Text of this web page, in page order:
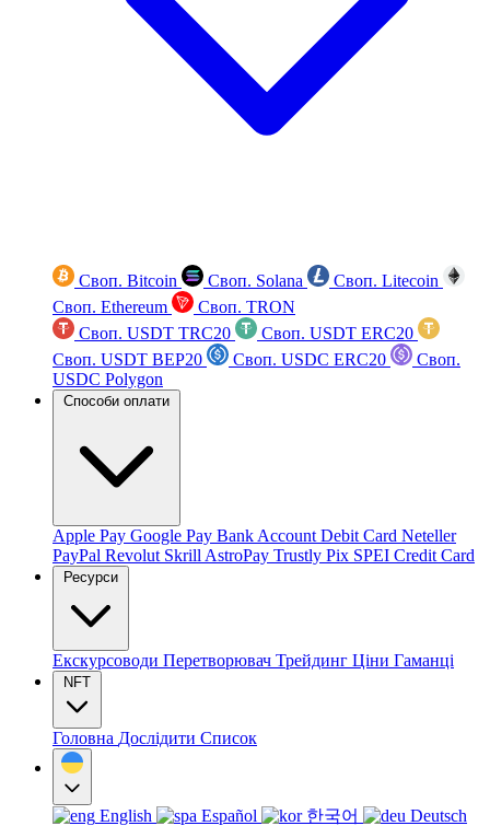
Своп. Bitcoin Своп. Solana
Своп. Litecoin
Своп. Ethereum
Своп. TRON
Своп. USDT TRC20
Своп. USDT ERC20
Своп. USDT BEP20
Своп. USDC ERC20
Своп.
USDC Polygon
Способи оплати
Apple Pay Google Pay Bank Account Debit Card Neteller
PayPal Revolut Skrill AstroPay Trustly Pix SPEI Credit Card
Ресурси
Екскурсоводи Перетворювач Трейдинг Ціни Гаманці
NFT
Головна Дослідити Список
English Español 한국어
Deutsch